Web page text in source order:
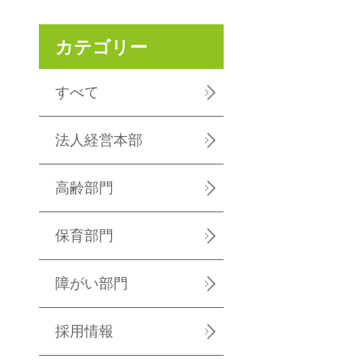
カテゴリー
すべて
法人経営本部
高齢部門
保育部門
障がい部門
採用情報